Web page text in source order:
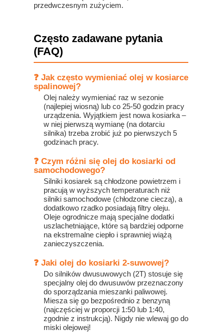
przedwczesnym zużyciem.
Często zadawane pytania
(FAQ)
❓ Jak często wymieniać olej w kosiarce
spalinowej?
Olej należy wymieniać raz w sezonie
(najlepiej wiosną) lub co 25-50 godzin pracy
urządzenia. Wyjątkiem jest nowa kosiarka –
w niej pierwszą wymianę (na dotarciu
silnika) trzeba zrobić już po pierwszych 5
godzinach pracy.
❓ Czym różni się olej do kosiarki od
samochodowego?
Silniki kosiarek są chłodzone powietrzem i
pracują w wyższych temperaturach niż
silniki samochodowe (chłodzone cieczą), a
dodatkowo rzadko posiadają filtry oleju.
Oleje ogrodnicze mają specjalne dodatki
uszlachetniające, które są bardziej odporne
na ekstremalne ciepło i sprawniej wiążą
zanieczyszczenia.
❓ Jaki olej do kosiarki 2-suwowej?
Do silników dwusuwowych (2T) stosuje się
specjalny olej do dwusuwów przeznaczony
do sporządzania mieszanki paliwowej.
Miesza się go bezpośrednio z benzyną
(najczęściej w proporcji 1:50 lub 1:40,
zgodnie z instrukcją). Nigdy nie wlewaj go do
miski olejowej!